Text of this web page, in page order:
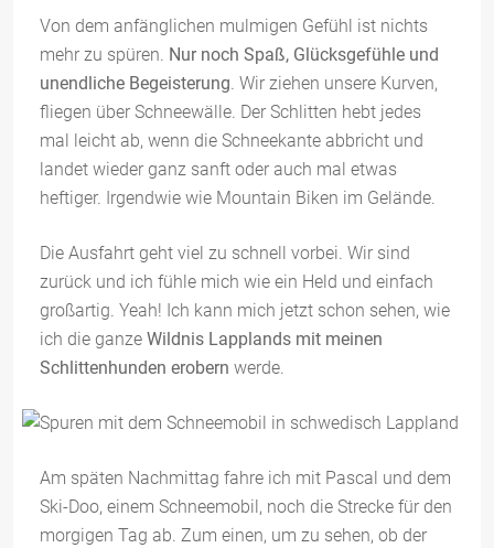
Von dem anfänglichen mulmigen Gefühl ist nichts
mehr zu spüren. Nur noch Spaß, Glücksgefühle und
unendliche Begeisterung. Wir ziehen unsere Kurven,
fliegen über Schneewälle. Der Schlitten hebt jedes
mal leicht ab, wenn die Schneekante abbricht und
landet wieder ganz sanft oder auch mal etwas
heftiger. Irgendwie wie Mountain Biken im Gelände.
Die Ausfahrt geht viel zu schnell vorbei. Wir sind
zurück und ich fühle mich wie ein Held und einfach
großartig. Yeah! Ich kann mich jetzt schon sehen, wie
ich die ganze Wildnis Lapplands mit meinen
Schlittenhunden erobern werde.
Am späten Nachmittag fahre ich mit Pascal und dem
Ski-Doo, einem Schneemobil, noch die Strecke für den
morgigen Tag ab. Zum einen, um zu sehen, ob der